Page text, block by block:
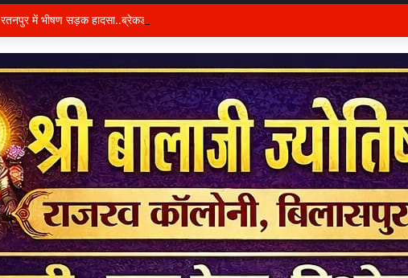
रतनपुर में भीषण सड़क हादसा..ब्रेकडाउन ट्रेलर से पीछे आ रही दो ट्रेलरें टकराईं….. चालक कैबिन में